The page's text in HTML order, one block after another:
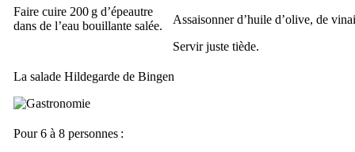
Faire cuire 200 g d’épeautre
dans de l’eau bouillante salée.
Assaisonner d’huile d’olive, de
Servir juste tiède.
La salade Hildegarde de Bingen
Pour 6 à 8 personnes :